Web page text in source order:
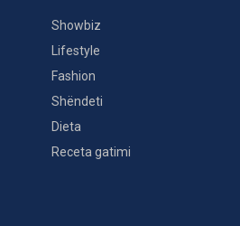
Showbiz
Lifestyle
Fashion
Shëndeti
Dieta
Receta gatimi